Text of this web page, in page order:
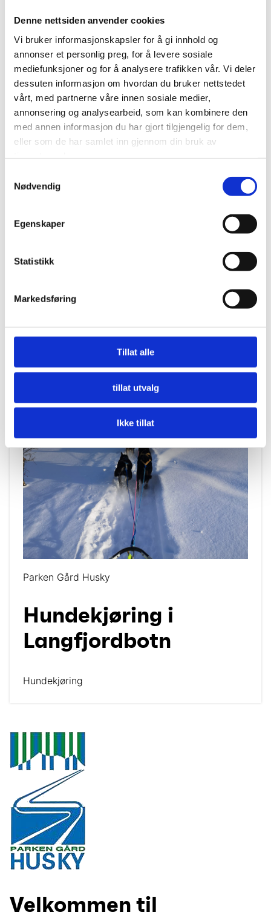
Denne nettsiden anvender cookies
Vi bruker informasjonskapsler for å gi innhold og
annonser et personlig preg, for å levere sosiale
mediefunksjoner og for å analysere trafikken vår. Vi deler
dessuten informasjon om hvordan du bruker nettstedet
vårt, med partnerne våre innen sosiale medier,
annonsering og analysearbeid, som kan kombinere den
med annen informasjon du har gjort tilgjengelig for dem,
eller som de har samlet inn gjennom din bruk av
Nødvendig
Egenskaper
Statistikk
Markedsføring
Tillat alle
tillat utvalg
Ikke tillat
kalle «En smak av hundekjøring» og en tur på 4,5 time.
Sistnevnte inkluderer lunsj, men begge tar deg med ut
i den vakre bakgården vår i Langfjordbotn. Du får bli
med i hundegården og lære hvordan vi seler hundene
og setter frem spann. Du får også muligheten til å
styre et eget spann, men det er fullt lov å bare være
mektige landskap, flott natur og et helt spesielt
Parken Gård Husky
Hundekjøring i
Langfjordbotn
Hundekjøring
Velkommen til